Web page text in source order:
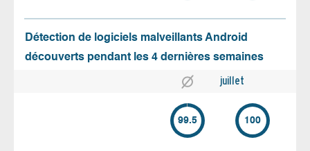
Détection de logiciels malveillants Android
découverts pendant les 4 dernières semaines
juillet
99.5 100